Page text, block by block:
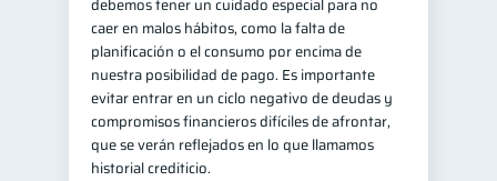
debemos tener un cuidado especial para no
caer en malos hábitos, como la falta de
planificación o el consumo por encima de
nuestra posibilidad de pago. Es importante
evitar entrar en un ciclo negativo de deudas y
compromisos financieros difíciles de afrontar,
que se verán reflejados en lo que llamamos
historial crediticio.